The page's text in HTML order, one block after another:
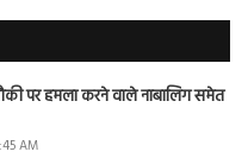
पर हमला करने वाले नाबालिग समेत
AM